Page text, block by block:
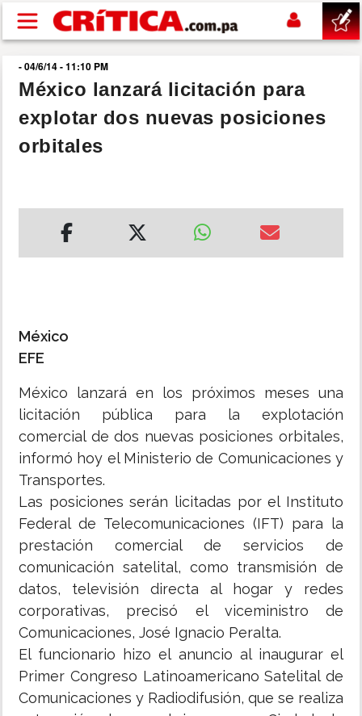
Pasar al contenido principal
buscar
SUCESOS
POLÍTICA
MUNDO
INSÓLITAS
MULTIMEDIA
IMPRESO
- 04/6/14 - 11:10 PM
México lanzará licitación para
explotar dos nuevas posiciones
orbitales
México
EFE
México lanzará en los próximos meses una
licitación pública para la explotación
comercial de dos nuevas posiciones orbitales,
informó hoy el Ministerio de Comunicaciones y
Transportes.
Las posiciones serán licitadas por el Instituto
Federal de Telecomunicaciones (IFT) para la
prestación comercial de servicios de
comunicación satelital, como transmisión de
datos, televisión directa al hogar y redes
corporativas, precisó el viceministro de
Comunicaciones, José Ignacio Peralta.
El funcionario hizo el anuncio al inaugurar el
Primer Congreso Latinoamericano Satelital de
Comunicaciones y Radiodifusión, que se realiza